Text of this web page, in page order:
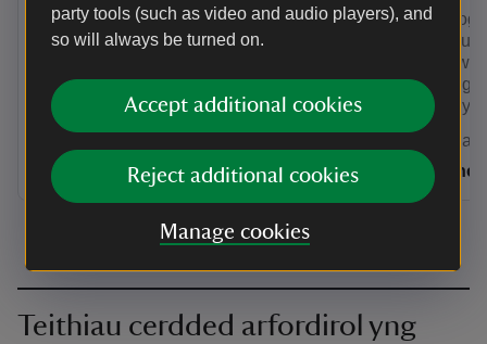
party tools (such as video and audio players), and
so will always be turned on.
Accept additional cookies
Reject additional cookies
Manage cookies
ac antur yn cyfuno â Morlyn Glas,
traethau, creigiau ac adfeilion.
Yn hollol agored heddiw
Yn
antur neu
gwyllt
tywod a
gwylio
Yn
Teithiau cerdded arfordirol yng